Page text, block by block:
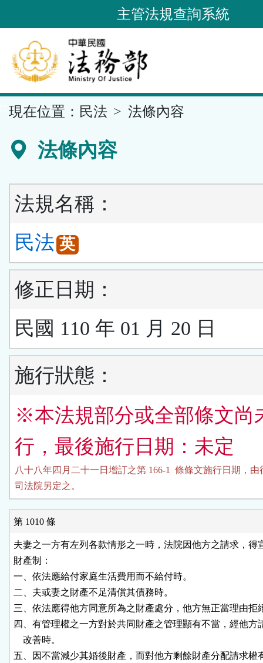
到
要
內
容
區
主管法規查詢系統
現在位置： 民法 法條內容
法條內容
法規名稱：
民法 英
修正日期：
民國 110 年 01 月 20 日
施行狀態：
※本法規部分或全部條文尚
行，最後施行日期：未定
八十八年四月二十一日增訂之第 166-1  條條文施行日期，由
司法院另定之。
第 1010 條
夫妻之一方有左列各款情形之一時，法院因他方之請求，得
財產制：
一、依法應給付家庭生活費用而不給付時。
二、夫或妻之財產不足清償其債務時。
三、依法應得他方同意所為之財產處分，他方無正當理由拒
四、有管理權之一方對於共同財產之管理顯有不當，經他方
    改善時。
五、因不當減少其婚後財產，而對他方剩餘財產分配請求權